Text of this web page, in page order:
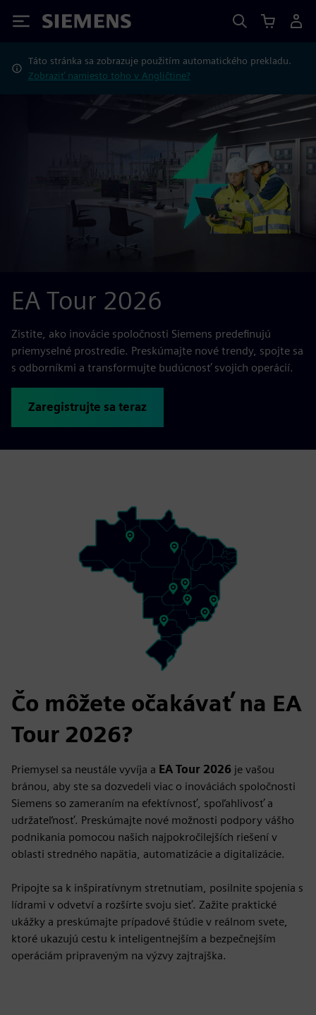
Siemens
Táto stránka sa zobrazuje použitím automatického prekladu.
Zobraziť namiesto toho v Angličtine?
EA Tour 2026
Zistite, ako inovácie spoločnosti Siemens predefinujú
priemyselné prostredie. Preskúmajte nové trendy, spojte sa
s odborníkmi a transformujte budúcnosť svojich operácií.
Zaregistrujte sa teraz
Čo môžete očakávať na EA
Tour 2026?
Priemysel sa neustále vyvíja a EA Tour 2026 je vašou
bránou, aby ste sa dozvedeli viac o inováciách spoločnosti
Siemens so zameraním na efektívnosť, spoľahlivosť a
udržateľnosť. Preskúmajte nové možnosti podpory vášho
podnikania pomocou našich najpokročilejších riešení v
oblasti stredného napätia, automatizácie a digitalizácie.
Pripojte sa k inšpiratívnym stretnutiam, posilnite spojenia s
lídrami v odvetví a rozšírte svoju sieť. Zažite praktické
ukážky a preskúmajte prípadové štúdie v reálnom svete,
ktoré ukazujú cestu k inteligentnejším a bezpečnejším
operáciám pripraveným na výzvy zajtrajška.